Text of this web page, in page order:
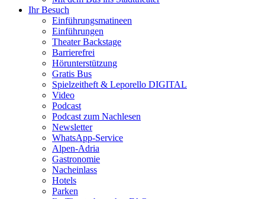
Ihr Besuch
Einführungsmatineen
Einführungen
Theater Backstage
Barrierefrei
Hörunterstützung
Gratis Bus
Spielzeitheft & Leporello DIGITAL
Video
Podcast
Podcast zum Nachlesen
Newsletter
WhatsApp-Service
Alpen-Adria
Gastronomie
Nacheinlass
Hotels
Parken